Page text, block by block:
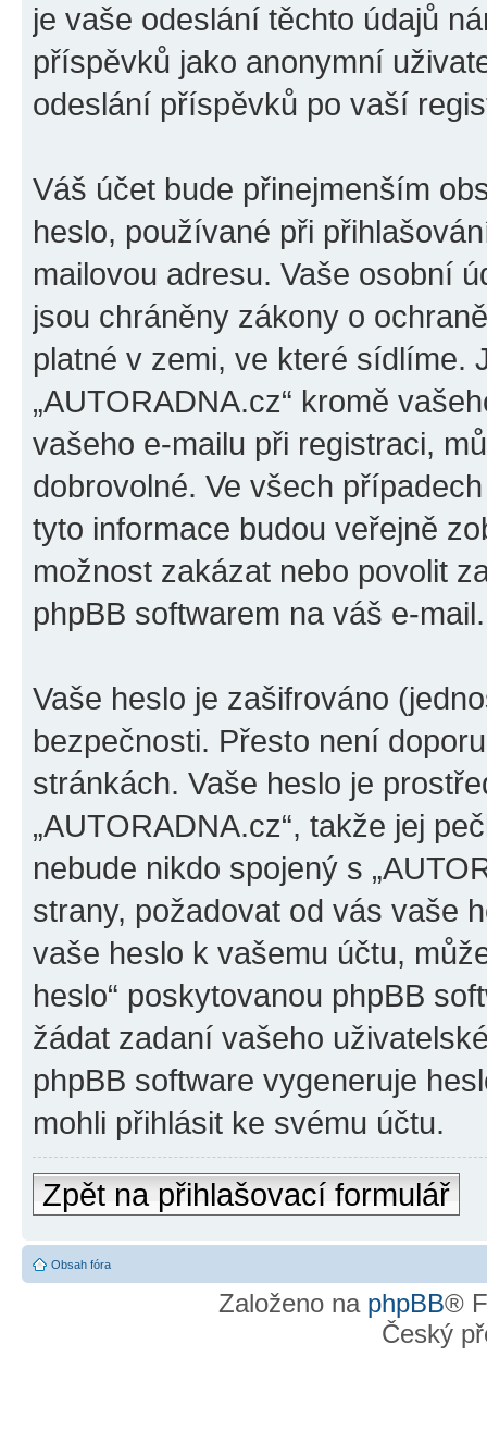
je vaše odeslání těchto údajů
příspěvků jako anonymní
odeslání příspěvků po vaší
Váš účet bude přinejmenším
heslo, používané při
mailovou adresu. Vaše osobní
jsou chráněny zákony o
platné v zemi, ve které sídlíme.
„AUTORADNA.cz“ kromě
vašeho e-mailu při registraci,
dobrovolné. Ve všech
tyto informace budou veřejně
možnost zakázat nebo povolit
phpBB softwarem na váš e-mail.
Vaše heslo je zašifrováno
bezpečnosti. Přesto není
stránkách. Vaše heslo je
„AUTORADNA.cz“, takže jej
nebude nikdo spojený s
strany, požadovat od vás vaše
vaše heslo k vašemu účtu,
heslo“ poskytovanou phpBB
žádat zadaní vašeho
phpBB software vygeneruje
mohli přihlásit ke svému účtu.
Zpět na přihlašovací formulář
Obsah fóra
Založeno na phpBB®
Český